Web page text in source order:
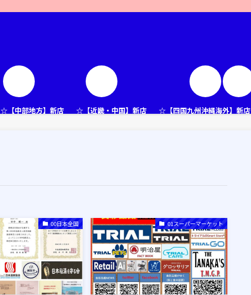
☆【中部地方】新店 ☆【近畿・中国】新店 ☆【四国九州沖縄海外】新店
00日本全国 01スーパーマーケット